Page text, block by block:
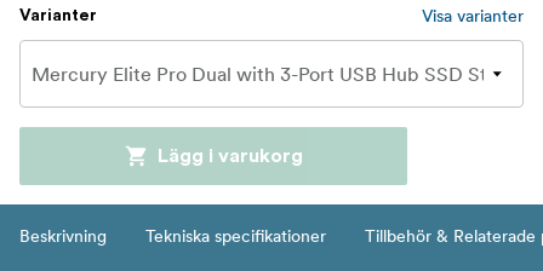
Varianter Visa varianter
Lägg i varukorg
Beskrivning Tekniska specifikationer Tillbehör & Relaterade